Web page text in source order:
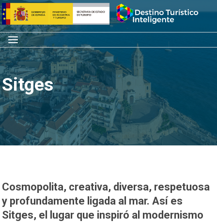
Saltar
al
contenido
Inicio
Menú
Sitges
Cosmopolita, creativa, diversa, respetuosa
y profundamente ligada al mar. Así es
Sitges, el lugar que inspiró al modernismo